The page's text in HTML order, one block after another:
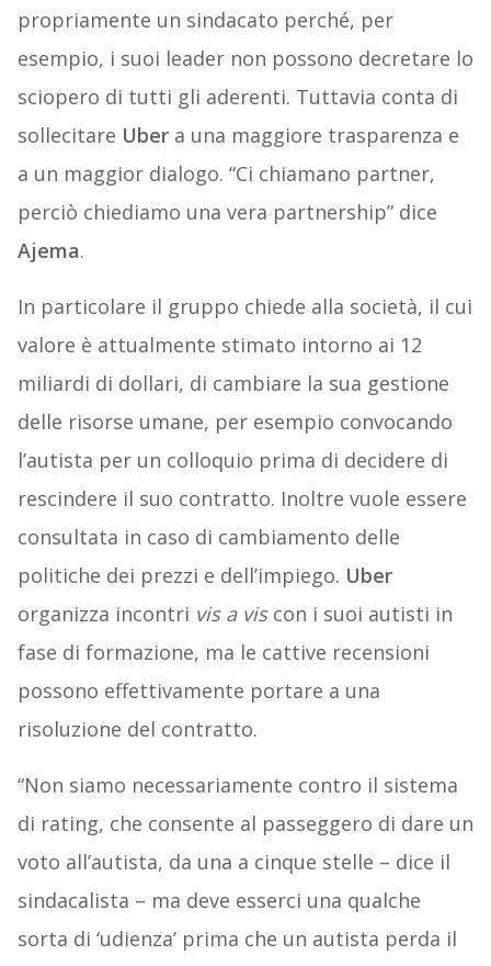
propriamente un sindacato perché, per
esempio, i suoi leader non possono decretare lo
sciopero di tutti gli aderenti. Tuttavia conta di
sollecitare Ubera una maggiore trasparenza e
a un maggior dialogo. “Ci chiamano partner,
perciò chiediamo una vera partnership” dice
Ajema.
In particolare il gruppo chiede alla società, il cui
valore è attualmente stimato intorno ai 12
miliardi di dollari, di cambiare la sua gestione
delle risorse umane, per esempio convocando
l’autista per un colloquio prima di decidere di
rescindere il suo contratto. Inoltre vuole essere
consultata in caso di cambiamento delle
politiche dei prezzi e dell’impiego. Uber
organizza incontri vis a viscon i suoi autisti in
fase di formazione, ma le cattive recensioni
possono effettivamente portare a una
risoluzione del contratto.
“Non siamo necessariamente contro il sistema
di rating, che consente al passeggero di dare un
voto all’autista, da una a cinque stelle – dice il
sindacalista – ma deve esserci una qualche
sorta di ‘udienza’ prima che un autista perda il